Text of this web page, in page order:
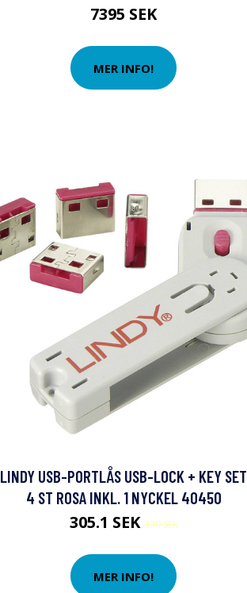
7395 SEK
MER INFO!
LINDY USB-PORTLÅS USB-LOCK + KEY SET
4 ST ROSA INKL. 1 NYCKEL 40450
305.1 SEK339 SEK
MER INFO!